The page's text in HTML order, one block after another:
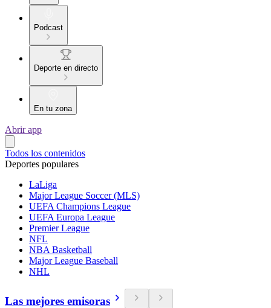
Podcast
Deporte en directo
En tu zona
Abrir app
Todos los contenidos
Deportes populares
LaLiga
Major League Soccer (MLS)
UEFA Champions League
UEFA Europa League
Premier League
NFL
NBA Basketball
Major League Baseball
NHL
Las mejores emisoras